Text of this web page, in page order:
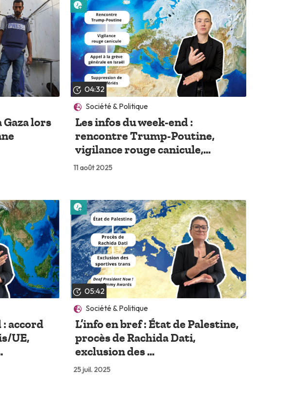
lors
04:32
Société & Politique
Les infos du week-end :
rencontre Trump-Poutine,
vigilance rouge canicule,...
11 août 2025
: accord
UE,
05:42
Société & Politique
L’info en bref : État de Palestine,
procès de Rachida Dati,
exclusion des ...
25 juil. 2025
Lire plus tard